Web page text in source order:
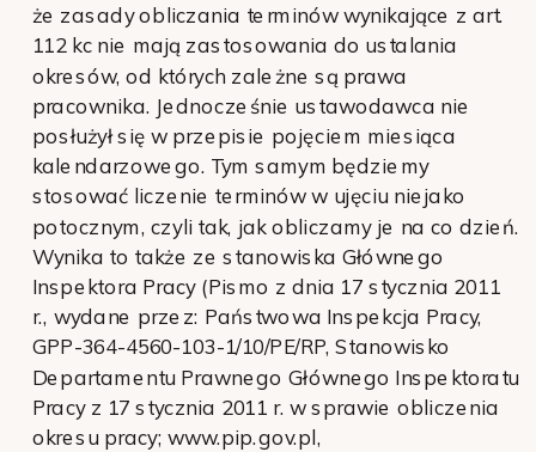
że zasady obliczania terminów wynikające z art.
112 kc nie mają zastosowania do ustalania
okresów, od których zależne są prawa
pracownika. Jednocześnie ustawodawca nie
posłużył się w przepisie pojęciem miesiąca
kalendarzowego. Tym samym będziemy
stosować liczenie terminów w ujęciu niejako
potocznym, czyli tak, jak obliczamy je na co dzień.
Wynika to także ze stanowiska Głównego
Inspektora Pracy (Pismo z dnia 17 stycznia 2011
r., wydane przez: Państwowa Inspekcja Pracy,
GPP-364-4560-103-1/10/PE/RP, Stanowisko
Departamentu Prawnego Głównego Inspektoratu
Pracy z 17 stycznia 2011 r. w sprawie obliczenia
okresu pracy; www.pip.gov.pl,